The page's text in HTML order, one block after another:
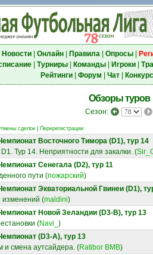
Новости| Онлайн| Правила| Опросы|
| Турниры| Команды| Игроки|
Рейтинги| Форум Чат|
Обзоры туров
Сезон:
сделок Перерегистрации
Восточного Тимора (D1), тур 14
Тур 14. Неприятности для закалки. (
Сенегала (D2), тур 11
пути (пожарский)
Экваториальной Гвинеи (D1),
изменений (maldini)
Новой Зеландии (D3-B), тур 13
(Navi_ )
(D3-A), тур 13
и смена аутсайдера. (Ratibor BMB)